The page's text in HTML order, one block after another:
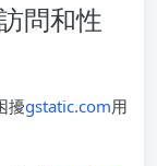
問和性
擾gstatic.com用